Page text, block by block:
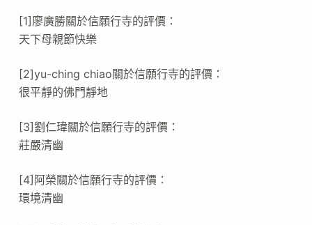
[1]廖廣勝關於信願行寺的評價：
天下母親節快樂
[2]yu-ching chiao關於信願行寺的評價：
很平靜的佛門靜地
[3]劉仁瑋關於信願行寺的評價：
莊嚴清幽
[4]阿榮關於信願行寺的評價：
環境清幽